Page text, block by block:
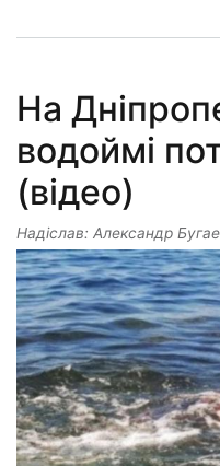
На
водоймі
(відео)
Надіслав: Александр